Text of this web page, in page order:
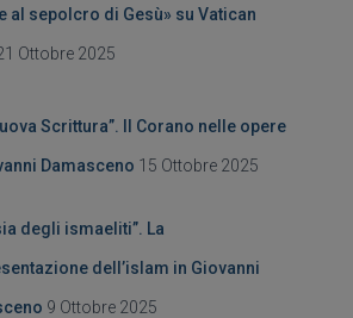
al sepolcro di Gesù» su Vatican
Ottobre 2025
Scrittura”. Il Corano nelle opere
Damasceno 15 Ottobre 2025
degli ismaeliti”. La
dell’islam in Giovanni
9 Ottobre 2025